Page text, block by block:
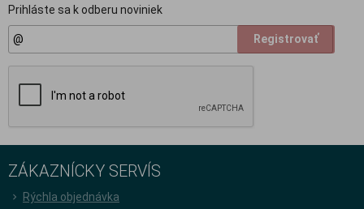
Prihláste sa k odberu noviniek
Registrovať
ZÁKAZNÍCKY SERVÍS
Rýchla objednávka